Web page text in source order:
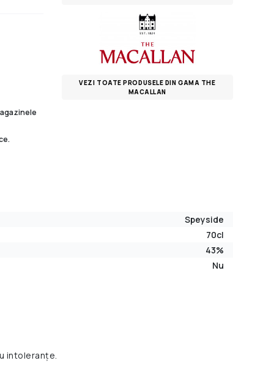
VEZI TOATE PRODUSELE DIN GAMA THE
MACALLAN
Speyside
70cl
43%
Nu
intoleranțe.